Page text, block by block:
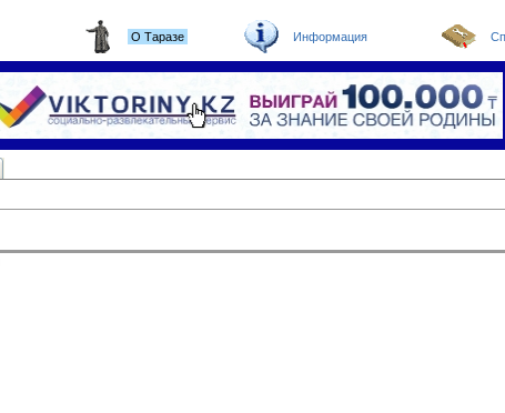
О Таразе Информация